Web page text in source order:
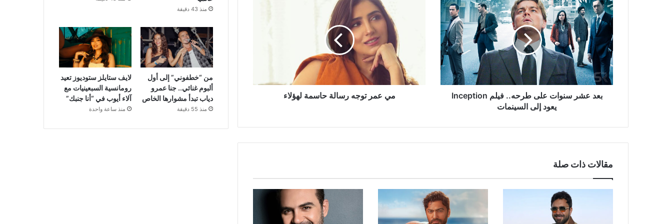
عشر
سنوات
على
طرحه..
فيلم
Inception
يعود
إلى
السينمات
بعد عشر سنوات على طرحه.. فيلم Inception
يعود إلى السينمات
مي عمر توجه رسالة حاسمة لهؤلاء
مقالات ذات صلة
منذ 43 دقيقة
من “خطفوني” إلى أول
ألبوم غنائي.. جنا عمرو
دياب تبدأ مشوارها الخاص
منذ 55 دقيقة
لايف ستايلز ستوديوز تعيد
رومانسية السبعينيات مع
آلاء أيوب في “أنا جنبك”
منذ ساعة واحدة